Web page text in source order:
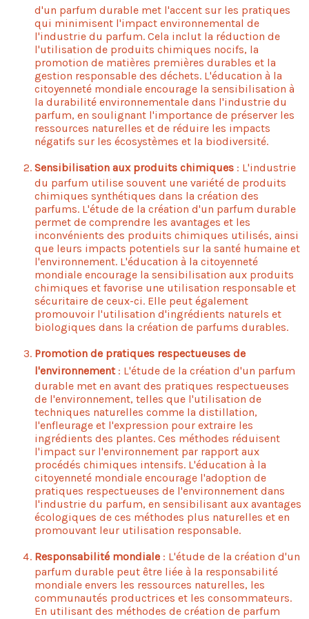
d'un parfum durable met l'accent sur les pratiques
qui minimisent l'impact environnemental de
l'industrie du parfum. Cela inclut la réduction de
l'utilisation de produits chimiques nocifs, la
promotion de matières premières durables et la
gestion responsable des déchets. L'éducation à la
citoyenneté mondiale encourage la sensibilisation à
la durabilité environnementale dans l'industrie du
parfum, en soulignant l'importance de préserver les
ressources naturelles et de réduire les impacts
négatifs sur les écosystèmes et la biodiversité.
Sensibilisation aux produits chimiques : L'industrie
du parfum utilise souvent une variété de produits
chimiques synthétiques dans la création des
parfums. L'étude de la création d'un parfum durable
permet de comprendre les avantages et les
inconvénients des produits chimiques utilisés, ainsi
que leurs impacts potentiels sur la santé humaine et
l'environnement. L'éducation à la citoyenneté
mondiale encourage la sensibilisation aux produits
chimiques et favorise une utilisation responsable et
sécuritaire de ceux-ci. Elle peut également
promouvoir l'utilisation d'ingrédients naturels et
biologiques dans la création de parfums durables.
Promotion de pratiques respectueuses de
l'environnement : L'étude de la création d'un parfum
durable met en avant des pratiques respectueuses
de l'environnement, telles que l'utilisation de
techniques naturelles comme la distillation,
l'enfleurage et l'expression pour extraire les
ingrédients des plantes. Ces méthodes réduisent
l'impact sur l'environnement par rapport aux
procédés chimiques intensifs. L'éducation à la
citoyenneté mondiale encourage l'adoption de
pratiques respectueuses de l'environnement dans
l'industrie du parfum, en sensibilisant aux avantages
écologiques de ces méthodes plus naturelles et en
promouvant leur utilisation responsable.
Responsabilité mondiale : L'étude de la création d'un
parfum durable peut être liée à la responsabilité
mondiale envers les ressources naturelles, les
communautés productrices et les consommateurs.
En utilisant des méthodes de création de parfum